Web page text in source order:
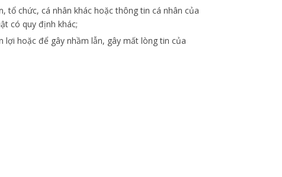
tổ chức, cá nhân khác hoặc thông tin cá nhân của
có quy định khác;
hoặc để gây nhầm lẫn, gây mất lòng tin của